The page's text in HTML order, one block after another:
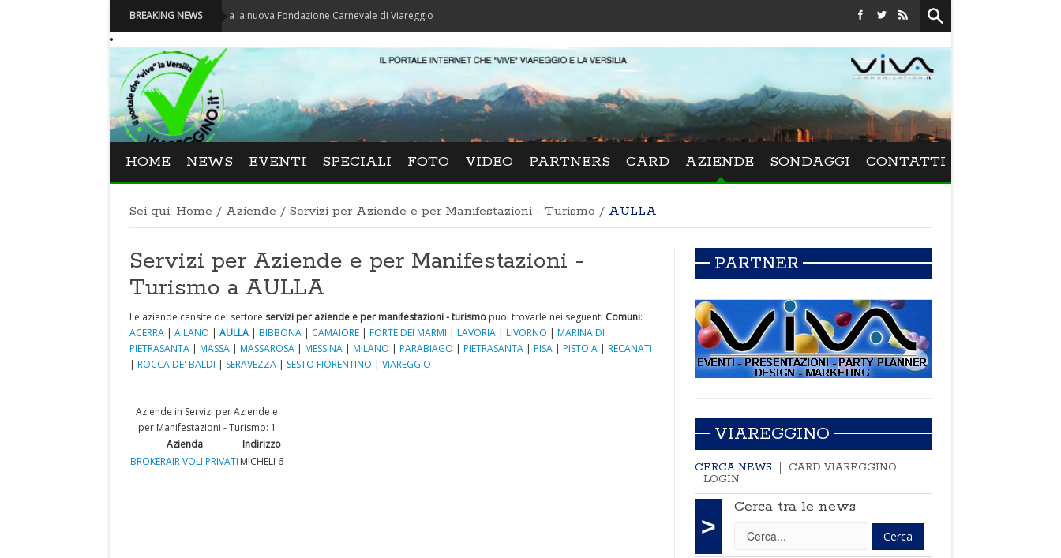
BREAKING NEWS
Carnevale - Nominata la nuova Fondazione Carnevale di Viareggio Festival La Versiliana - La direttrice lucchese Beatrice
HOME NEWS EVENTI SPECIALI FOTO VIDEO PARTNERS CARD AZIENDE SONDAGGI CONTATTI
Sei qui: Home / Aziende / Servizi per Aziende e per Manifestazioni - Turismo / AULLA
Servizi per Aziende e per Manifestazioni -
Turismo a AULLA
Le aziende censite del settore servizi per aziende e per manifestazioni - turismo puoi trovarle nei seguenti Comuni:
ACERRA | AILANO | AULLA | BIBBONA | CAMAIORE | FORTE DEI MARMI | LAVORIA | LIVORNO | MARINA DI
PIETRASANTA | MASSA | MASSAROSA | MESSINA | MILANO | PARABIAGO | PIETRASANTA | PISA | PISTOIA | RECANATI
| ROCCA DE' BALDI | SERAVEZZA | SESTO FIORENTINO | VIAREGGIO
Aziende in Servizi per Aziende e
per Manifestazioni - Turismo: 1
Azienda
Indirizzo
BROKERAIR VOLI PRIVATI MICHELI 6
PARTNER
VIAREGGINO
CERCA NEWS
CARD VIAREGGINO
LOGIN
>
Cerca tra le news